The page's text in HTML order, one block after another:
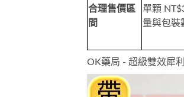
合理售價區
間
單顆
量與包裝
OK藥局 - 超級雙效犀